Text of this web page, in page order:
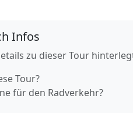
Infos
zu dieser Tour
Tour?
für den Radverkehr?